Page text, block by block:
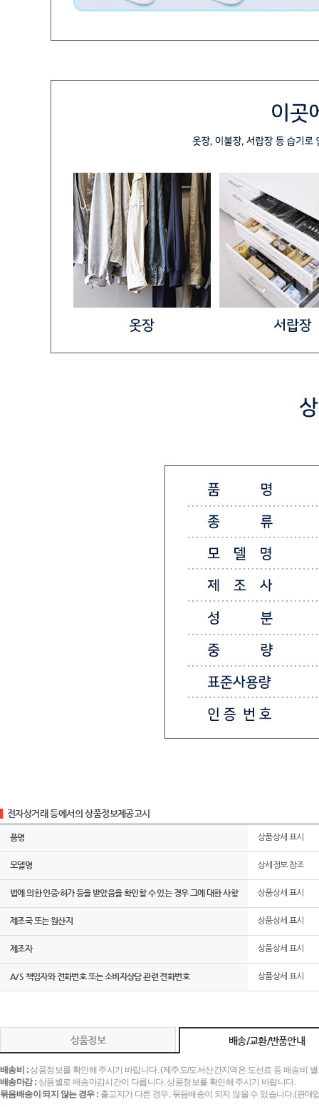
전자상거래 등에서의 상품정보제공고시
품명 상품상세 표시
모델명 상세정보 참조
법에 의한 인증·허가 등을 받았음을 확인할 수 있는 경우 그에 대한 사항 상품상세 표시
제조국 또는 원산지 상품상세 표시
제조자 상품상세 표시
A/S 책임자와 전화번호 또는 소비자상담 관련 전화번호 상품상세 표시
상품정보 배송/교환/반품안내
배송비 :상품정보를 확인해 주시기 바랍니다. (제주도/도서산간지역은 도선료 등 배송비
배송마감 : 상품별로 배송마감시간이 다릅니다. 상품정보를 확인해 주시기 바랍니다.
묶음배송이 되지 않는 경우 : 출고지가 다른 경우, 묶음배송이 되지 않을 수 있습니다.(판